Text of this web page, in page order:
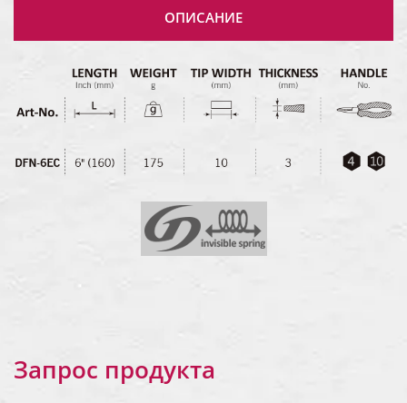
ОПИСАНИЕ
Запрос продукта